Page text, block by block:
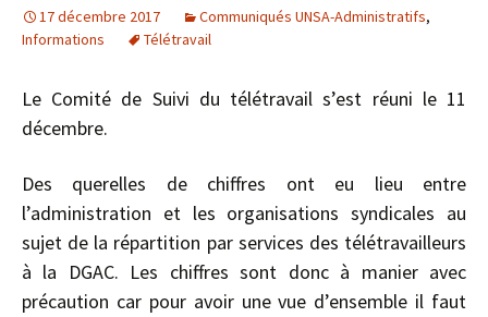
17 décembre 2017 Communiqués UNSA-Administratifs,
Informations
Télétravail
Le Comité de Suivi du télétravail s’est réuni le 11
décembre.
Des querelles de chiffres ont eu lieu entre
l’administration et les organisations syndicales au
sujet de la répartition par services des télétravailleurs
à la DGAC. Les chiffres sont donc à manier avec
précaution car pour avoir une vue d’ensemble il faut